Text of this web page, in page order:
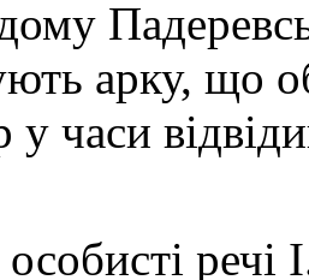
арку, що
у часи
речі